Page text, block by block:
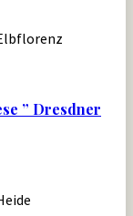
” Dresdner